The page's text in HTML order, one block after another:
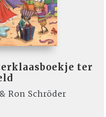
ter
Ron Schröder